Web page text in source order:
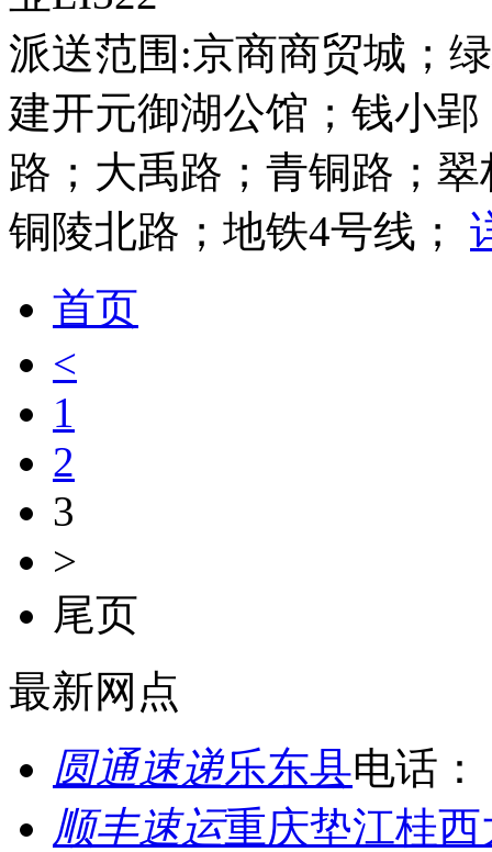
派送范围:京商商贸城；
建开元御湖公馆；钱小
路；大禹路；青铜路；
铜陵北路；地铁4号线；
首页
<
1
2
3
>
尾页
最新网点
圆通速递乐东县电话：
顺丰速运重庆垫江桂